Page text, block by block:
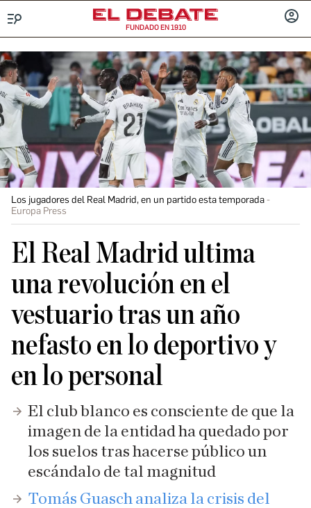
FUNDADO EN 1910
Los jugadores del Real Madrid, en un partido esta temporada
Europa Press
El Real Madrid ultima
una revolución en el
vestuario tras un año
nefasto en lo deportivo y
en lo personal
El club blanco es consciente de que la
imagen de la entidad ha quedado por
los suelos tras hacerse público un
escándalo de tal magnitud
Tomás Guasch analiza la crisis del